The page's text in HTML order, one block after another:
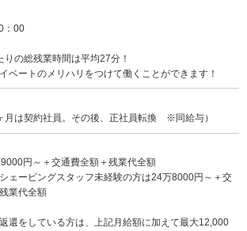
：00
の総残業時間は平均27分！
ベートのメリハリをつけて働くことができます！
月は契約社員。その後、正社員転換 ※同給与）
円～＋交通費全額＋残業代全額
ェービングスタッフ未経験の方は24万8000円～＋交
業代全額
還をしている方は、上記月給額に加えて最大12,000